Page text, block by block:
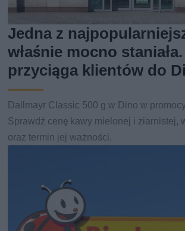
Jedna z
właśnie mocno
przyciąga klientów do
Dallmayr Classic 500 g w Dino w
Sprawdź cenę kawy mielonej i ziarnistej,
oraz termin jej ważności.